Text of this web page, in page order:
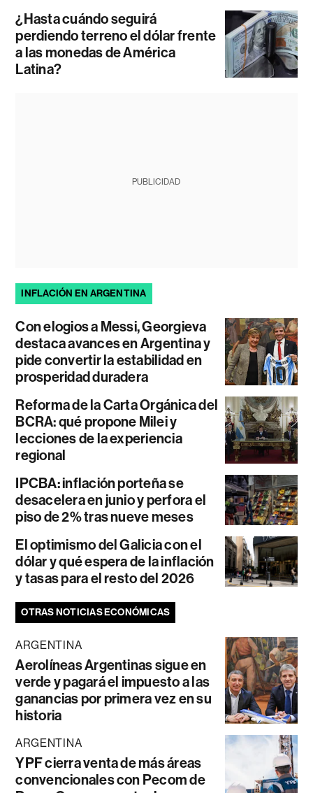
¿Hasta cuándo seguirá
perdiendo terreno el dólar frente
a las monedas de América
Latina?
PUBLICIDAD
INFLACIÓN EN ARGENTINA
Con elogios a Messi, Georgieva
destaca avances en Argentina y
pide convertir la estabilidad en
prosperidad duradera
Reforma de la Carta Orgánica del
BCRA: qué propone Milei y
lecciones de la experiencia
regional
IPCBA: inflación porteña se
desacelera en junio y perfora el
piso de 2% tras nueve meses
El optimismo del Galicia con el
dólar y qué espera de la inflación
y tasas para el resto del 2026
OTRAS NOTICIAS ECONÓMICAS
ARGENTINA
Aerolíneas Argentinas sigue en
verde y pagará el impuesto a las
ganancias por primera vez en su
historia
ARGENTINA
YPF cierra venta de más áreas
convencionales con Pecom de